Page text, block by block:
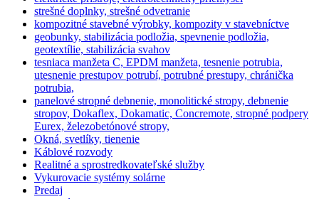
strešné doplnky, strešné odvetranie
kompozitné stavebné výrobky, kompozity v stavebníctve
geobunky, stabilizácia podložia, spevnenie podložia,
geotextílie, stabilizácia svahov
tesniaca manžeta C, EPDM manžeta, tesnenie potrubia,
utesnenie prestupov potrubí, potrubné prestupy, chránička
potrubia,
panelové stropné debnenie, monolitické stropy, debnenie
stropov, Dokaflex, Dokamatic, Concremote, stropné podpery
Eurex, železobetónové stropy,
Okná, svetlíky, tienenie
Káblové rozvody
Realitné a sprostredkovateľské služby
Vykurovacie systémy solárne
Predaj